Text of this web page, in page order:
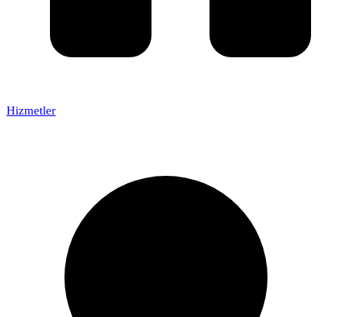
Hizmetler